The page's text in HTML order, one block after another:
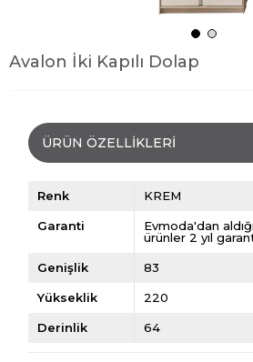
Avalon İki Kapılı Dolap
ÜRÜN ÖZELLIKLERI
Renk KREM
Garanti
Evmoda'dan
ürünler 2 yıl
Genişlik 83
Yükseklik 220
Derinlik 64